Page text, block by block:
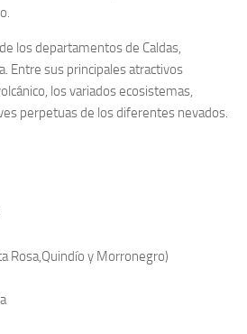
los departamentos de Caldas,
Entre sus principales atractivos
los variados ecosistemas,
perpetuas de los diferentes nevados.
Rosa,Quindío y Morronegro)